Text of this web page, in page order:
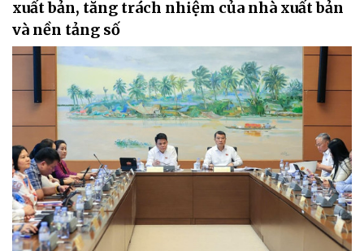
xuất bản, tăng trách nhiệm của nhà xuất bản
và nền tảng số